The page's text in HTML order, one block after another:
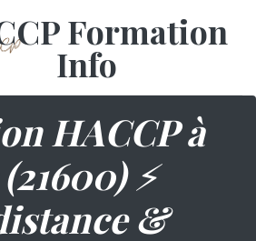
Formation
Info
HACCP à
⚡
&